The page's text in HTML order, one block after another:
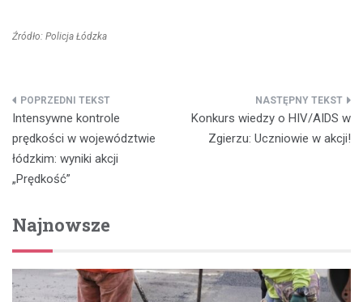
Źródło: Policja Łódzka
Nawigacja
wpisu
Intensywne kontrole
prędkości w województwie
łódzkim: wyniki akcji
„Prędkość”
Konkurs wiedzy o HIV/AIDS w
Zgierzu: Uczniowie w akcji!
Najnowsze